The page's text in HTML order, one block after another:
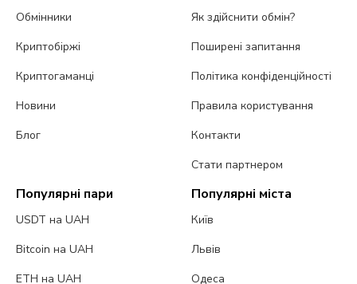
Обмінники
Криптобіржі
Криптогаманці
Новини
Блог
Як здійснити обмін?
Поширені запитання
Політика конфіденційності
Правила користування
Контакти
Стати партнером
Популярні пари
USDT на UAH
Bitcoin на UAH
ETH на UAH
Популярні міста
Київ
Львів
Одеса